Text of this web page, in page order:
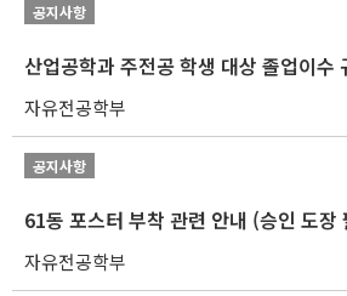
공지사항
산업공학과 주전공 학생 대상 졸업이수
자유전공학부
공지사항
61동 포스터 부착 관련 안내 (승인 도장
자유전공학부